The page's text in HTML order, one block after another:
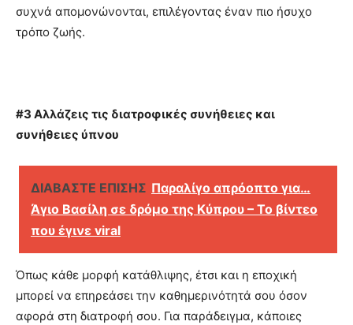
συχνά απομονώνονται, επιλέγοντας έναν πιο ήσυχο
τρόπο ζωής.
#3 Αλλάζεις τις διατροφικές συνήθειες και
συνήθειες ύπνου
ΔΙΑΒΑΣΤΕ ΕΠΙΣΗΣ Παραλίγο απρόοπτο για…
Άγιο Βασίλη σε δρόμο της Κύπρου – Το βίντεο
που έγινε viral
Όπως κάθε μορφή κατάθλιψης, έτσι και η εποχική
μπορεί να επηρεάσει την καθημερινότητά σου όσον
αφορά στη διατροφή σου. Για παράδειγμα, κάποιες